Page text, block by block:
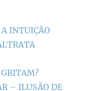
A INTUIÇÃO
GRITAM?
– ILUSÃO DE